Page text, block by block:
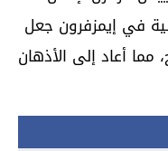
في إيمزفرون جعل
أعاد إلى الأذهان